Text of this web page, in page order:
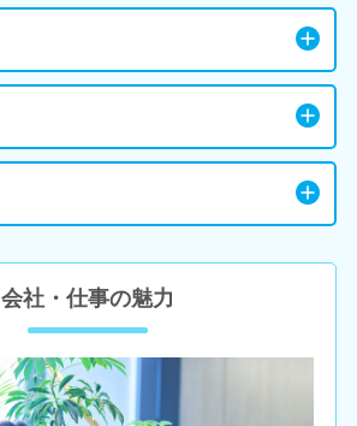
会社・仕事の魅力